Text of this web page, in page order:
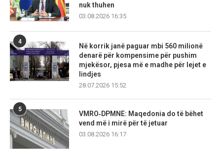
nuk thuhen
03.08.2026 16:35
4
Në korrik janë paguar mbi 560 milionë
denarë për kompensime për pushim
mjekësor, pjesa më e madhe për lejet e
lindjes
28.07.2026 15:52
5
VMRO‑DPMNE: Maqedonia do të bëhet
vend më i mirë për të jetuar
03.08.2026 16:17